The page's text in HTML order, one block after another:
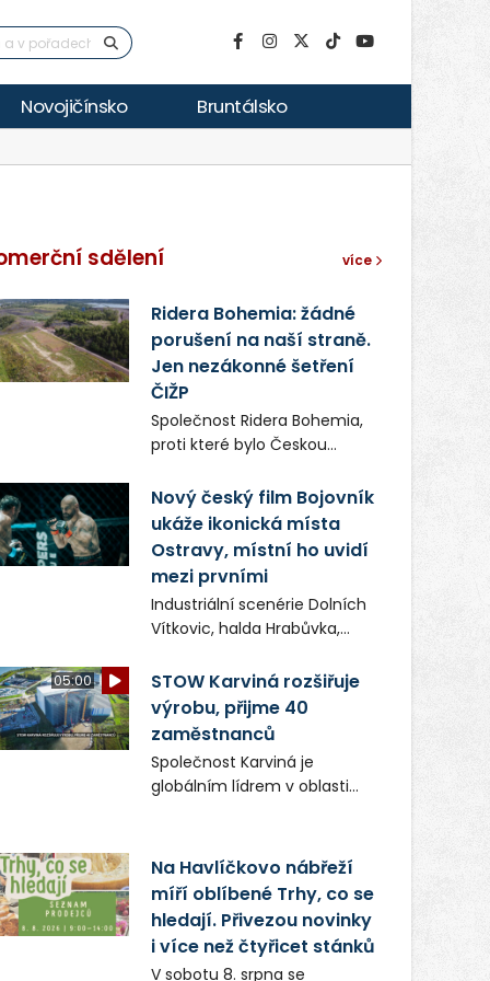
Novojičínsko Bruntálsko
sdělení více
Ridera Bohemia: žádné
porušení na naší straně.
Jen nezákonné šetření
ČIŽP
Společnost Ridera Bohemia,
proti které bylo Českou
(ČIŽP) čtyři roky vedeno
vykonstruované řízení, při
realizaci OVS na heřmanické
haldě postupovala v souladu
se zákonem a zadáním
státního podniku DIAMO a v
této souvislosti nelze hovořit
počátku označovala řízení
ČIŽP za nezákonné a
domáhala se práva na
spravedlivý správní proces.
Nový český film Bojovník
ukáže ikonická místa
Ostravy, místní ho uvidí
mezi prvními
Industriální scenérie Dolních
Vítkovic, halda Hrabůvka,
ikonická místa Ostravy se
objeví v novém filmu
Bojovník, který vstoupí do kin
Frič a Tomáš Dianiška si
moravskoslezskou metropoli
přirozenou součástí příběhu
bývalého boxerského
šampiona Hoffa (Milan
Ondrík), jenž se po letech
vrací do světa vrcholových
05:00
STOW Karviná rozšiřuje
výrobu, přijme 40
zaměstnanců
Společnost Karviná je
globálním lídrem v oblasti
zaměstnavatelem na
Karvinsku a firmou s
obrovským potenciálem.
Na Havlíčkovo nábřeží
míří oblíbené Trhy, co se
hledají. Přivezou novinky
i více než čtyřicet stánků
V sobotu 8. srpna se